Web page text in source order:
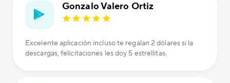
Gonzalo Valero Ortiz
Excelente aplicación incluso te regalan 2 dólares si la
descargas, felicitaciones les doy 5 estrellitas.